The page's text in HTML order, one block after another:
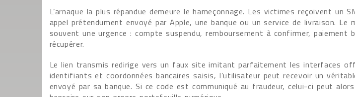
L’arnaque la plus répandue demeure le hameçonnage. Les victimes reçoivent un
appel prétendument envoyé par Apple, une banque ou un service de livraison. Le
souvent une urgence : compte suspendu, remboursement à confirmer, paiement
récupérer.
Le lien transmis redirige vers un faux site imitant parfaitement les interfaces
identifiants et coordonnées bancaires saisis, l’utilisateur peut recevoir un
envoyé par sa banque. Si ce code est communiqué au fraudeur, celui-ci peut